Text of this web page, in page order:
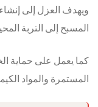
ويهدف العزل إلى
المسبح إلى التربة
كما يعمل على حماية
المستمرة والمواد